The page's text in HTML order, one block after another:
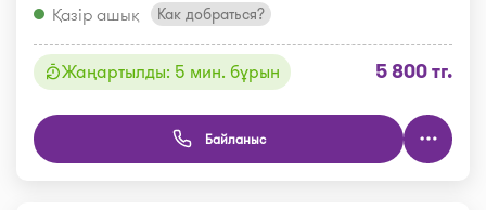
Қазір ашық
Как добраться?
Жаңартылды: 5 мин. бұрын 5 800 тг.
Байланыс